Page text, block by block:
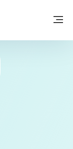
- WEBSEITE DER